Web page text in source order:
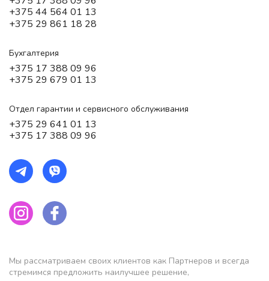
+375 44 564 01 13
+375 29 861 18 28
Бухгалтерия
+375 17 388 09 96
+375 29 679 01 13
Отдел гарантии и сервисного обслуживания
+375 29 641 01 13
+375 17 388 09 96
Мы рассматриваем своих клиентов как Партнеров и всегда
стремимся предложить наилучшее решение,